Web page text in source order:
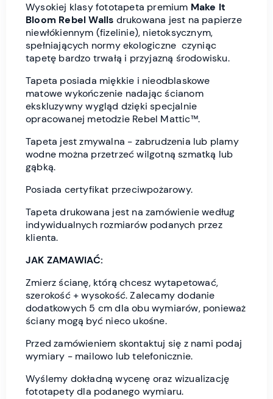
Wysokiej klasy fototapeta premium Make It
Bloom Rebel Walls drukowana jest na papierze
niewłókiennym (fizelinie), nietoksycznym,
spełniających normy ekologiczne czyniąc
tapetę bardzo trwałą i przyjazną środowisku.
Tapeta posiada miękkie i nieodblaskowe
matowe wykończenie nadając ścianom
ekskluzywny wygląd dzięki specjalnie
opracowanej metodzie Rebel Mattic™.
Tapeta jest zmywalna - zabrudzenia lub plamy
wodne można przetrzeć wilgotną szmatką lub
gąbką.
Posiada certyfikat przeciwpożarowy.
Tapeta drukowana jest na zamówienie według
indywidualnych rozmiarów podanych przez
klienta.
JAK ZAMAWIAĆ:
Zmierz ścianę, którą chcesz wytapetować,
szerokość + wysokość. Zalecamy dodanie
dodatkowych 5 cm dla obu wymiarów, ponieważ
ściany mogą być nieco ukośne.
Przed zamówieniem skontaktuj się z nami podaj
wymiary - mailowo lub telefonicznie.
Wyślemy dokładną wycenę oraz wizualizację
fototapety dla podanego wymiaru.